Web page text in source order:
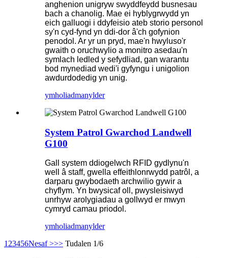
anghenion unigryw swyddfeydd busnesau
bach a chanolig. Mae ei hyblygrwydd yn
eich galluogi i ddyfeisio ateb storio personol
sy'n cyd-fynd yn ddi-dor â'ch gofynion
penodol. Ar yr un pryd, mae'n hwyluso'r
gwaith o oruchwylio a monitro asedau'n
symlach ledled y sefydliad, gan warantu
bod mynediad wedi'i gyfyngu i unigolion
awdurdodedig yn unig.
ymholiadmanylder
System Patrol Gwarchod Landwell
G100
Gall system ddiogelwch RFID gydlynu'n
well â staff, gwella effeithlonrwydd patrôl, a
darparu gwybodaeth archwilio gywir a
chyflym. Yn bwysicaf oll, pwysleisiwyd
unrhyw arolygiadau a gollwyd er mwyn
cymryd camau priodol.
ymholiadmanylder
123456Nesaf >>> Tudalen 1/6